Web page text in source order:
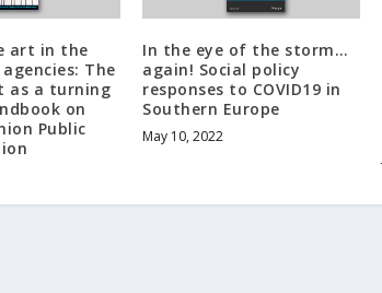
art in the
The
as a turning
on
Public
In the eye of the storm…
again! Social policy
responses to COVID19 in
Southern Europe
May 10, 2022